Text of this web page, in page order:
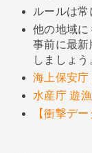
ルールは常
他の地域に
事前に最新
しましょう
海上保安庁
水産庁 遊
【衝撃デ